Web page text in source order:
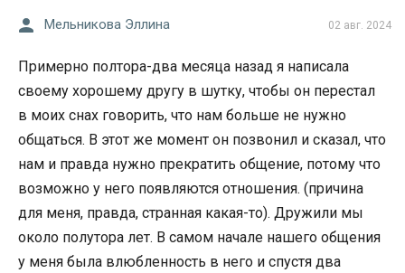
02 авг. 2024
Мельникова Эллина
Примерно полтора-два месяца назад я написала
своему хорошему другу в шутку, чтобы он перестал
в моих снах говорить, что нам больше не нужно
общаться. В этот же момент он позвонил и сказал, что
нам и правда нужно прекратить общение, потому что
возможно у него появляются отношения. (причина
для меня, правда, странная какая-то). Дружили мы
около полутора лет. В самом начале нашего общения
у меня была влюбленность в него и спустя два